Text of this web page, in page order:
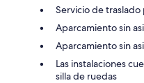
Servicio de traslado
Aparcamiento sin
Aparcamiento sin
Las instalaciones
silla de ruedas